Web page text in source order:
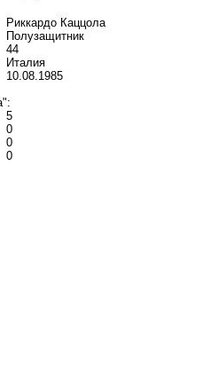
Риккардо Каццола
Полузащитник
44
Италия
10.08.1985
5
0
0
0